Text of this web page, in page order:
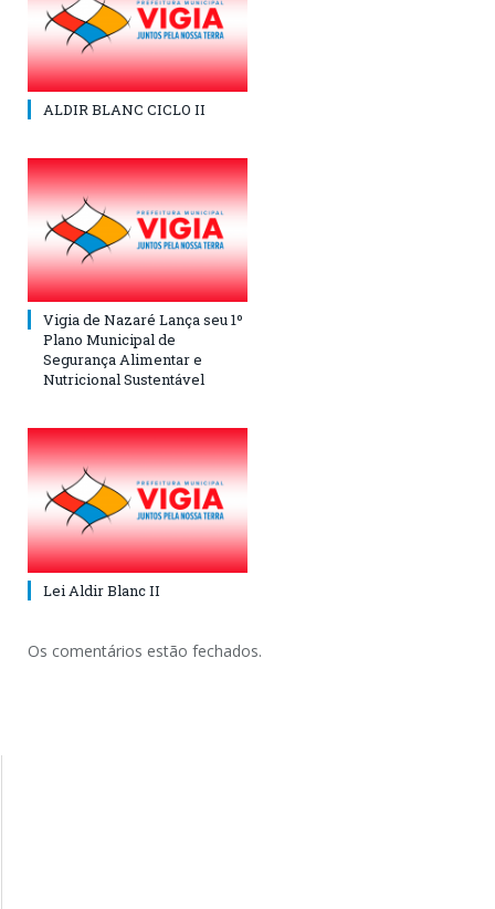
ALDIR BLANC CICLO II
Vigia de Nazaré Lança seu 1º
Plano Municipal de
Segurança Alimentar e
Nutricional Sustentável
Lei Aldir Blanc II
Os comentários estão fechados.